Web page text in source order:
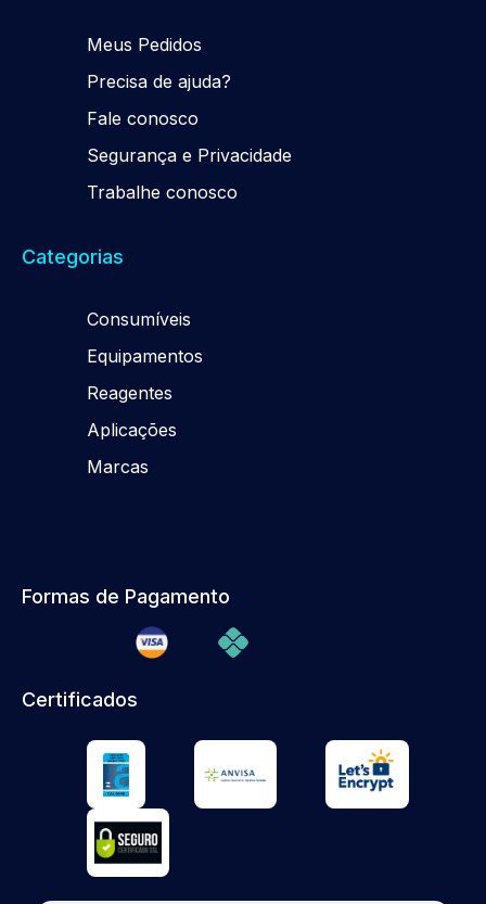
Meus Pedidos
Precisa de ajuda?
Fale conosco
Segurança e Privacidade
Trabalhe conosco
Categorias
Consumíveis
Equipamentos
Reagentes
Aplicações
Marcas
Formas de Pagamento
Certificados